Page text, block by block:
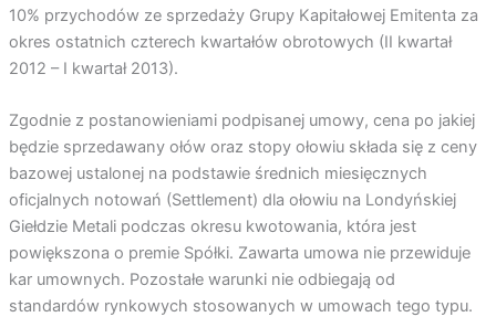
10% przychodów ze sprzedaży Grupy Kapitałowej Emitenta za
okres ostatnich czterech kwartałów obrotowych (II kwartał
2012 – I kwartał 2013).
Zgodnie z postanowieniami podpisanej umowy, cena po jakiej
będzie sprzedawany ołów oraz stopy ołowiu składa się z ceny
bazowej ustalonej na podstawie średnich miesięcznych
oficjalnych notowań (Settlement) dla ołowiu na Londyńskiej
Giełdzie Metali podczas okresu kwotowania, która jest
powiększona o premie Spółki. Zawarta umowa nie przewiduje
kar umownych. Pozostałe warunki nie odbiegają od
standardów rynkowych stosowanych w umowach tego typu.